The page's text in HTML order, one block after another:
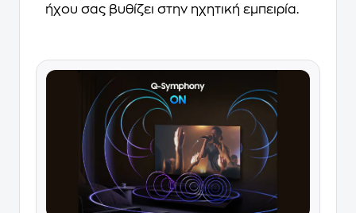
ήχου σας βυθίζει στην ηχητική εμπειρία.